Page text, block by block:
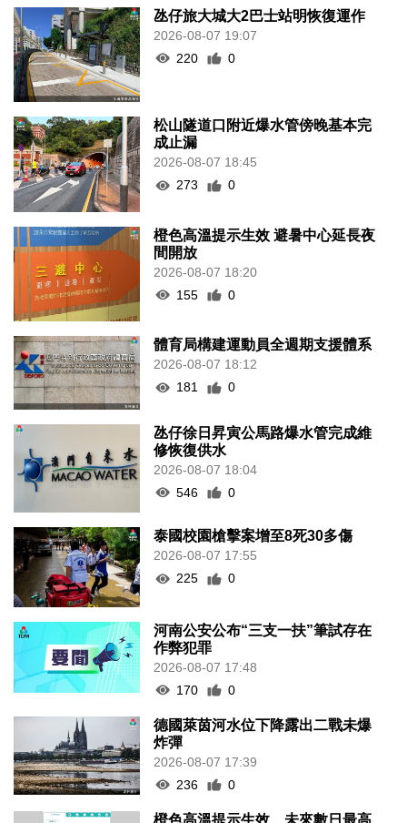
氹仔旅大城大2巴士站明恢復運作
2026-08-07 19:07
220
0
松山隧道口附近爆水管傍晚基本完
成止漏
2026-08-07 18:45
273
0
橙色高溫提示生效 避暑中心延長夜
間開放
2026-08-07 18:20
155
0
體育局構建運動員全週期支援體系
2026-08-07 18:12
181
0
氹仔徐日昇寅公馬路爆水管完成維
修恢復供水
2026-08-07 18:04
546
0
泰國校園槍擊案增至8死30多傷
2026-08-07 17:55
225
0
河南公安公布“三支一扶”筆試存在
作弊犯罪
2026-08-07 17:48
170
0
德國萊茵河水位下降露出二戰未爆
炸彈
2026-08-07 17:39
236
0
橙色高溫提示生效 未來數日最高